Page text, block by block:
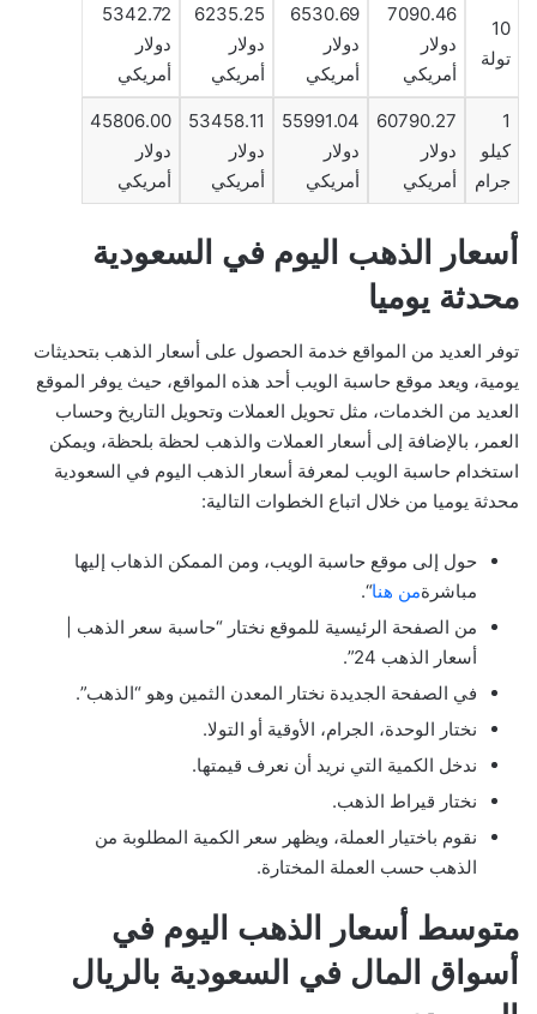
10
تولة
7090.46
دولار
أمريكي
6530.69
دولار
أمريكي
6235.25
دولار
أمريكي
5342.72
دولار
أمريكي
1
كيلو
جرام
60790.27
دولار
أمريكي
55991.04
دولار
أمريكي
53458.11
دولار
أمريكي
45806.00
دولار
أمريكي
أسعار الذهب اليوم في السعودية
محدثة يوميا
توفر العديد من المواقع خدمة الحصول على أسعار الذهب بتحديثات
يومية، ويعد موقع حاسبة الويب أحد هذه المواقع، حيث يوفر الموقع
العديد من الخدمات، مثل تحويل العملات وتحويل التاريخ وحساب
العمر، بالإضافة إلى أسعار العملات والذهب لحظة بلحظة، ويمكن
استخدام حاسبة الويب لمعرفة أسعار الذهب اليوم في السعودية
محدثة يوميا من خلال اتباع الخطوات التالية:
حول إلى موقع حاسبة الويب، ومن الممكن الذهاب إليها
مباشرةمن هنا“.
من الصفحة الرئيسية للموقع نختار “حاسبة سعر الذهب |
أسعار الذهب 24”.
في الصفحة الجديدة نختار المعدن الثمين وهو “الذهب”.
نختار الوحدة، الجرام، الأوقية أو التولا.
ندخل الكمية التي نريد أن نعرف قيمتها.
نختار قيراط الذهب.
نقوم باختيار العملة، ويظهر سعر الكمية المطلوبة من
الذهب حسب العملة المختارة.
متوسط ​​أسعار الذهب اليوم في
أسواق المال في السعودية بالريال